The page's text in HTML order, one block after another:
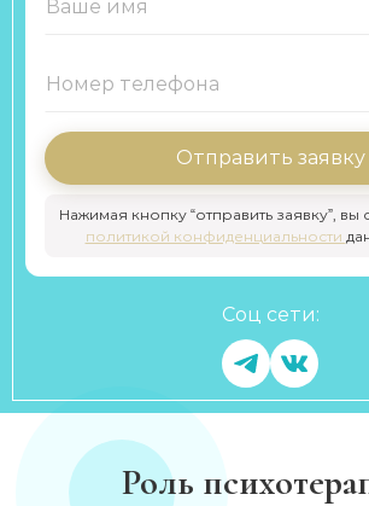
Отправить заявку
Нажимая кнопку “отправить заявку”, вы
политикой конфиденциальности
Соц сети:
Роль